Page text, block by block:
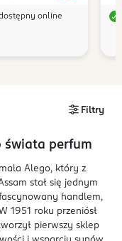
online
Filtry
świata perfum
Alego, który z
stał się jednym
handlem,
1951 roku przeniósł
pierwszy sklep